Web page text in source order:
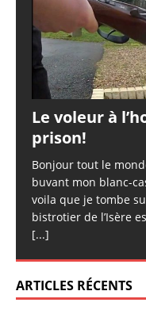
Le voleur à
prison!
Bonjour tout le
buvant mon blanc-
voila que je tombe
bistrotier de l’Isère
[...]
ARTICLES RÉCENTS